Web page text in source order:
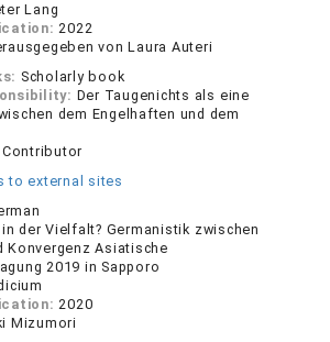
Lang
2022
von Laura Auteri
Scholarly book
Der Taugenichts als eine
dem Engelhaften und dem
Contributor
to external sites
der Vielfalt? Germanistik zwischen
Konvergenz Asiatische
2019 in Sapporo
2020
Mizumori